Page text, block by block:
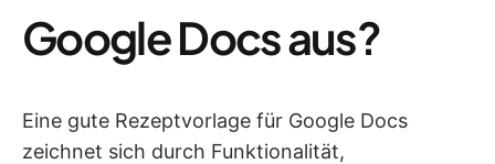
Google Docs aus?
Eine gute Rezeptvorlage für Google Docs
zeichnet sich durch Funktionalität,